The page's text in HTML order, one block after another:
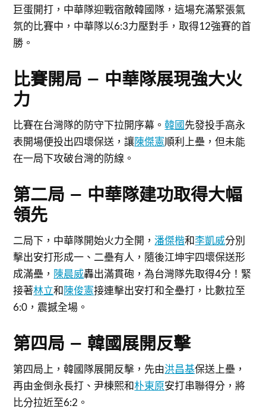
巨蛋開打，中華隊迎戰宿敵韓國隊，這場充滿緊張氣
氛的比賽中，中華隊以6:3力壓對手，取得12強賽的首
勝。
比賽開局 – 中華隊展現強大火
力
比賽在台灣隊的防守下拉開序幕。韓國先發投手高永
表開場便投出四壞保送，讓陳傑憲順利上壘，但未能
在一局下攻破台灣的防線。
第二局 – 中華隊建功取得大幅
領先
二局下，中華隊開始火力全開，潘傑楷和李凱威分別
擊出安打形成一、二壘有人，隨後江坤宇四壞保送形
成滿壘， 陳晨威轟出滿貫砲，為台灣隊先取得4分！緊
接著林立和陳俊憲接連擊出安打和全壘打，比數拉至
6:0，震撼全場。
第四局 – 韓國展開反擊
第四局上，韓國隊展開反擊，先由洪昌基保送上壘，
再由金倒永長打、尹棟熙和朴東原安打串聯得分，將
比分拉近至6:2。